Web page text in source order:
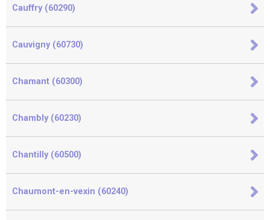
Cauffry (60290)
Cauvigny (60730)
Chamant (60300)
Chambly (60230)
Chantilly (60500)
Chaumont-en-vexin (60240)